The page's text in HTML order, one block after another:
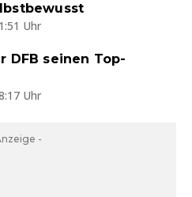
Uhr
DFB seinen Top-
Uhr
-